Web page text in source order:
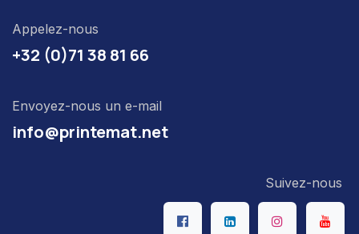
Appelez-nous
+32 (0)71 38 81 66
Envoyez-nous un e-mail
info@printemat.net
Suivez-nous